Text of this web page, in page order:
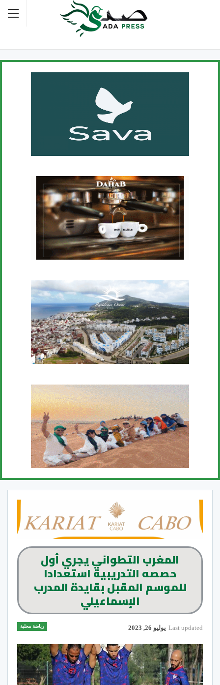
المغرب التطواني يجري أول
حصصه التدريبية استعدادا
للموسم المقبل بقايدة المدرب
الإسماعيلي
رياضة محلية Last updated يوليو 26, 2023